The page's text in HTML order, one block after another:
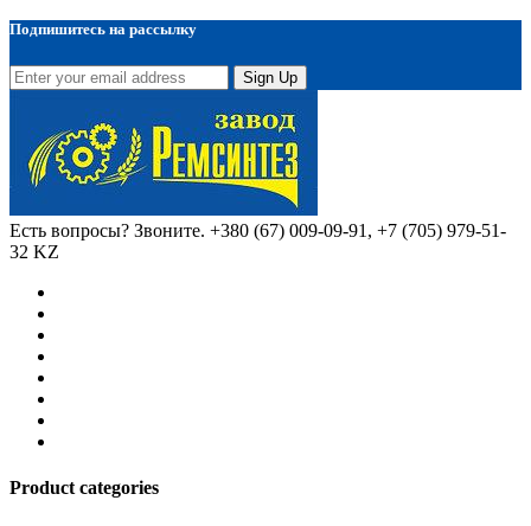
Подпишитесь на рассылку
Sign Up
Есть вопросы? Звоните. +380 (67) 009-09-91, +7 (705) 979-51-
32 KZ
Product categories